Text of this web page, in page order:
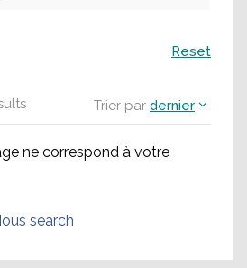
Trier par dernier
ne correspond à votre
search
Reset